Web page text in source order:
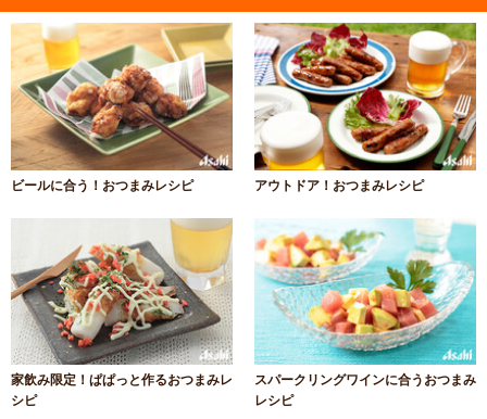
ビールに合う！おつまみレシピ アウトドア！おつまみレシピ
家飲み限定！ぱぱっと作るおつまみレ
シピ
スパークリングワインに合うおつまみ
レシピ